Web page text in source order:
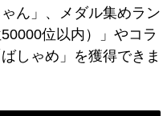
ん」、メダル集めラン
位以内）」やコラ
しゃめ」を獲得できま